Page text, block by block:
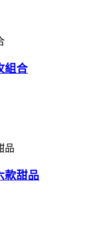
組合
款甜品